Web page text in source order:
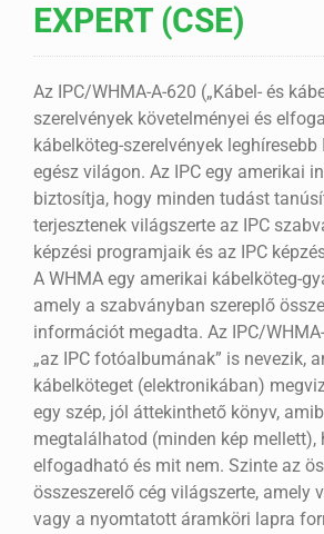
EXPERT (CSE)
Az IPC/WHMA-A-620 („Kábel- és
szerelvények követelményei és
kábelköteg-szerelvények
egész világon. Az IPC egy amerikai
biztosítja, hogy minden tudást
terjesztenek világszerte az IPC
képzési programjaik és az IPC
A WHMA egy amerikai kábelköteg-
amely a szabványban szereplő
információt megadta. Az IPC/
„az IPC fotóalbumának” is nevezik,
kábelköteget (elektronikában)
egy szép, jól áttekinthető könyv,
megtalálhatod (minden kép mellett),
elfogadható és mit nem. Szinte az
összeszerelő cég világszerte, amely
vagy a nyomtatott áramköri lapra